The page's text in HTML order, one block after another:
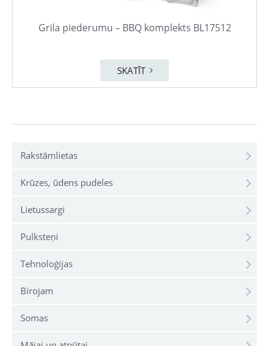
Rakstāmlietas
Krūzes, ūdens pudeles
Lietussargi
Pulksteņi
Tehnoloģijas
Birojam
Somas
Grila piederumu – BBQ komplekts BL17512
SKATĪT